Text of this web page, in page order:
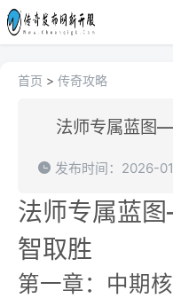
首页 > 传奇攻略
法师专属蓝图
发布时间：2026-
法师专属蓝
智取胜
第一章：中期